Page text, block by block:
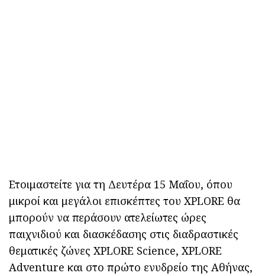
Ετοιμαστείτε για τη Δευτέρα 15 Μαΐου, όπου
μικροί και μεγάλοι επισκέπτες του XPLORE θα
μπορούν να περάσουν ατελείωτες ώρες
παιχνιδιού και διασκέδασης στις διαδραστικές
θεματικές ζώνες XPLORE Science, XPLORE
Adventure και στο πρώτο ενυδρείο της Αθήνας,